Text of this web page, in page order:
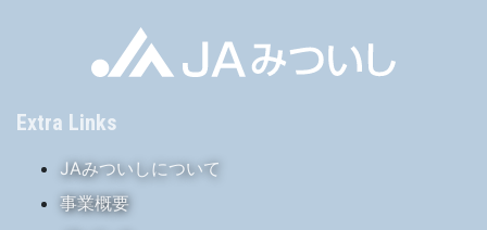
Extra Links
JAみついしについて
事業概要